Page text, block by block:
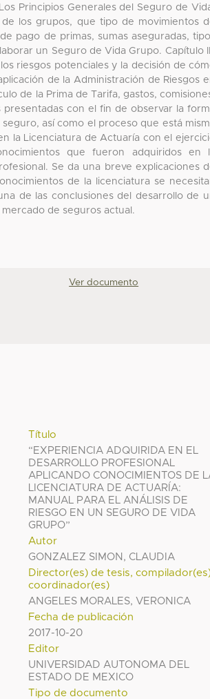
Principios Generales del Seguro de
los grupos, que tipo de movimientos
pago de primas, sumas aseguradas,
un Seguro de Vida Grupo. Capítulo
riesgos potenciales y la decisión de
de la Administración de Riesgos
de la Prima de Tarifa, gastos,
con el fin de observar la
así como el proceso que está
la Licenciatura de Actuaría con el
que fueron adquiridos en
Se da una breve explicaciones
de la licenciatura se
de las conclusiones del desarrollo de
de seguros actual.
Ver documento
Título
“EXPERIENCIA ADQUIRIDA EN EL
DESARROLLO PROFESIONAL
APLICANDO CONOCIMIENTOS DE
LICENCIATURA DE ACTUARÍA:
MANUAL PARA EL ANÁLISIS DE
RIESGO EN UN SEGURO DE VIDA
GRUPO”
Autor
GONZALEZ SIMON, CLAUDIA
Director(es) de tesis,
coordinador(es)
ANGELES MORALES, VERONICA
Fecha de publicación
2017-10-20
Editor
UNIVERSIDAD AUTONOMA DEL
ESTADO DE MEXICO
Tipo de documento